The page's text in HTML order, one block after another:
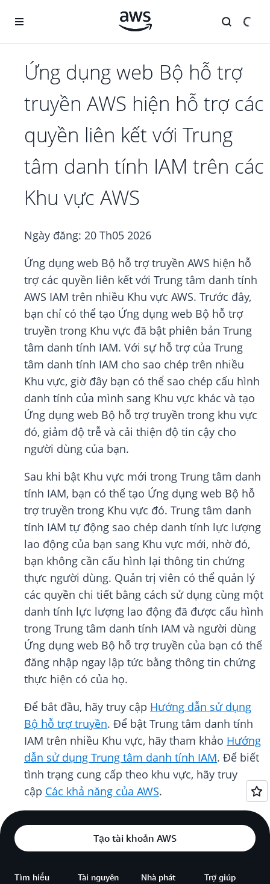
Ứng dụng web Bộ hỗ trợ
truyền AWS hiện hỗ trợ các
quyền liên kết với Trung
tâm danh tính IAM trên các
Khu vực AWS
Ngày đăng: 20 Th05 2026
Ứng dụng web Bộ hỗ trợ truyền AWS hiện hỗ
trợ các quyền liên kết với Trung tâm danh tính
AWS IAM trên nhiều Khu vực AWS. Trước đây,
bạn chỉ có thể tạo Ứng dụng web Bộ hỗ trợ
truyền trong Khu vực đã bật phiên bản Trung
tâm danh tính IAM. Với sự hỗ trợ của Trung
tâm danh tính IAM cho sao chép trên nhiều
Khu vực, giờ đây bạn có thể sao chép cấu hình
danh tính của mình sang Khu vực khác và tạo
Ứng dụng web Bộ hỗ trợ truyền trong khu vực
đó, giảm độ trễ và cải thiện độ tin cậy cho
người dùng của bạn.
Sau khi bật Khu vực mới trong Trung tâm danh
tính IAM, bạn có thể tạo Ứng dụng web Bộ hỗ
trợ truyền trong Khu vực đó. Trung tâm danh
tính IAM tự động sao chép danh tính lực lượng
lao động của bạn sang Khu vực mới, nhờ đó,
bạn không cần cấu hình lại thông tin chứng
thực người dùng. Quản trị viên có thể quản lý
các quyền chi tiết bằng cách sử dụng cùng một
danh tính lực lượng lao động đã được cấu hình
trong Trung tâm danh tính IAM và người dùng
Ứng dụng web Bộ hỗ trợ truyền của bạn có thể
đăng nhập ngay lập tức bằng thông tin chứng
thực hiện có của họ.
Để bắt đầu, hãy truy cập Hướng dẫn sử dụng
Bộ hỗ trợ truyền. Để bật Trung tâm danh tính
IAM trên nhiều Khu vực, hãy tham khảo Hướng
dẫn sử dụng Trung tâm danh tính IAM. Để biết
tình trạng cung cấp theo khu vực, hãy truy
cập Các khả năng của AWS.
Tạo tài khoản AWS
Tìm hiểu Tài nguyên
Nhà phát
Trợ giúp